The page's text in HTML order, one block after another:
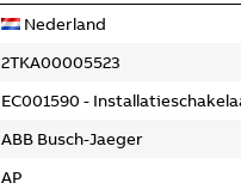
Nederland
2TKA00005523
EC001590 -
ABB Busch-Jaeger
AP